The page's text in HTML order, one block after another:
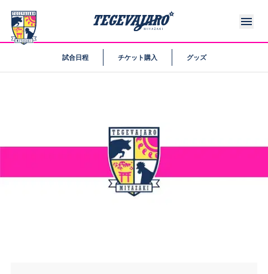
試合日程 チケット購入 グッズ